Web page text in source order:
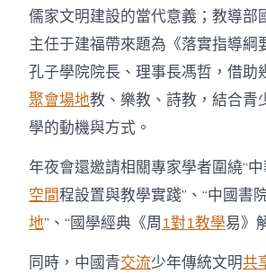
儒家文明建設的當代意義；教導部
主任于建福帶來題為《落實指導
孔子學院院長、理事長馮哲，借
聚會場地教、樂教、詩教，結合青
學的動機與方式。
年夜會還邀請相關專家學者圍繞“
空間程設置與教學實踐”、“中國書
地”、“國學經典《周 1對1教學易》
同時，中國青交流少年傳統文明共